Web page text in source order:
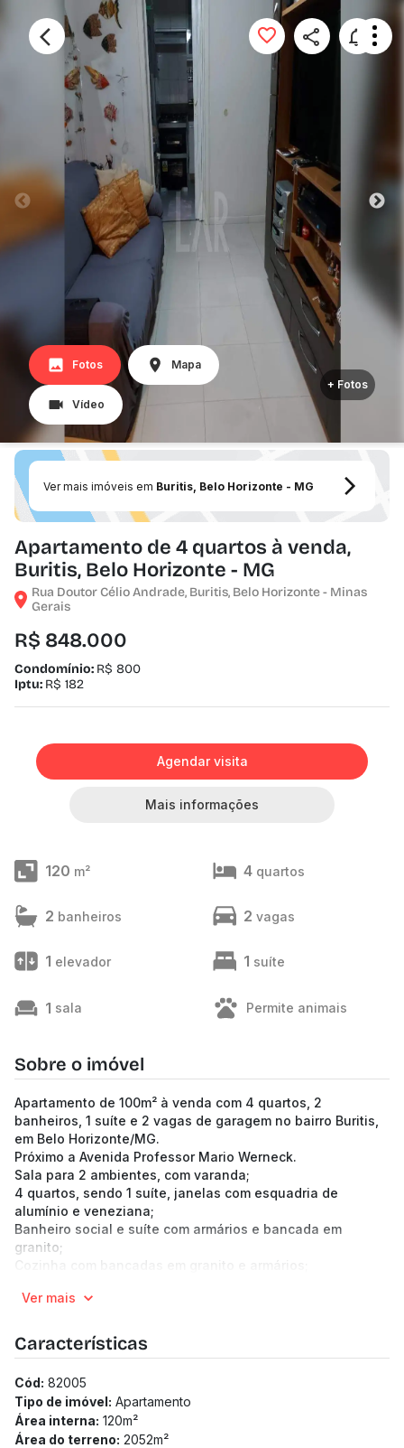
Fotos Mapa
Vídeo
+ Fotos
Ver mais imóveis em Buritis, Belo Horizonte - MG
Apartamento de 4 quartos à venda,
Buritis, Belo Horizonte - MG
Rua Doutor Célio Andrade, Buritis, Belo Horizonte - Minas
Gerais
R$ 848.000
Condomínio: R$ 800
Iptu: R$ 182
Agendar visita
Mais informações
120 m² 4 quartos
2 banheiros 2 vagas
1 elevador 1 suíte
1 sala Permite animais
Sobre o imóvel
Apartamento de 100m² à venda com 4 quartos, 2
banheiros, 1 suíte e 2 vagas de garagem no bairro Buritis,
em Belo Horizonte/MG.
Próximo a Avenida Professor Mario Werneck.
Sala para 2 ambientes, com varanda;
4 quartos, sendo 1 suíte, janelas com esquadria de
alumínio e veneziana;
Banheiro social e suíte com armários e bancada em
granito;
Cozinha com bancadas em granito e armários;
2 vagas de garagem sob pilotis e em linha.
segurança CFTV, gás canalizado, interfone, portão
eletrônico, acessibilidade para pessoas idosas e
gourmet.
(Os preços e informações poderão sofrer mudanças.
Solicitamos a confirmação com nossa equipe).
Ver mais
Características
Cód: 82005
Tipo de imóvel: Apartamento
Área interna: 120m²
Área do terreno: 2052m²